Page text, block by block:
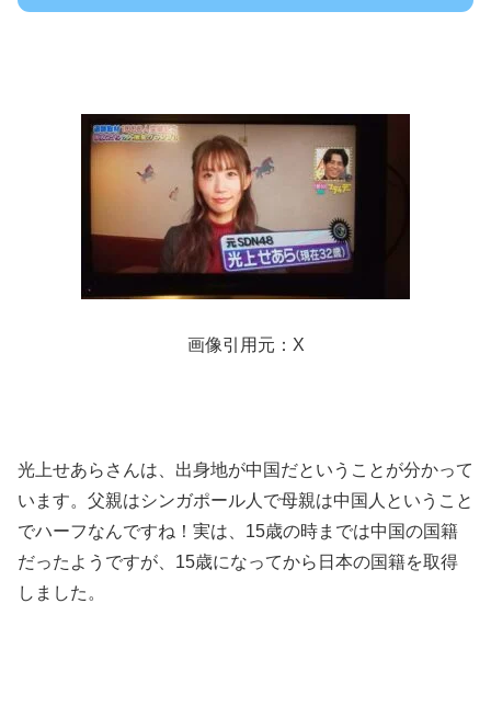
画像引用元：X
光上せあらさんは、出身地が中国だということが分かって
います。父親はシンガポール人で母親は中国人ということ
でハーフなんですね！実は、15歳の時までは中国の国籍
だったようですが、15歳になってから日本の国籍を取得
しました。